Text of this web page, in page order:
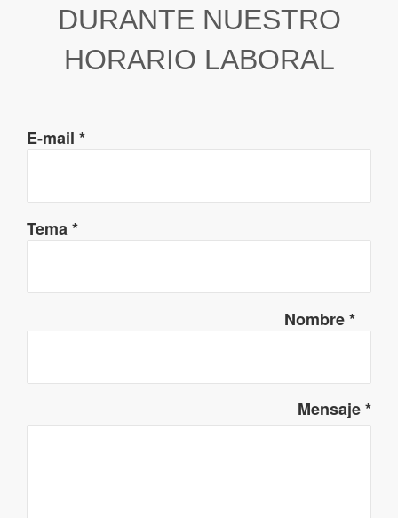
DURANTE NUESTRO
HORARIO LABORAL
E-mail *
Tema*
Nombre*
Mensaje*